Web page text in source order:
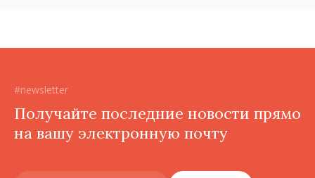
#newsletter
Получайте последние новости прямо
на вашу электронную почту